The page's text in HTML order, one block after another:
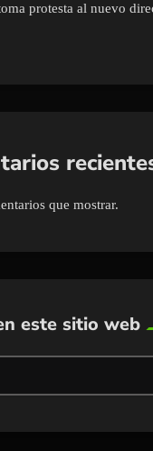
protesta al nuevo
que mostrar.
este sitio web